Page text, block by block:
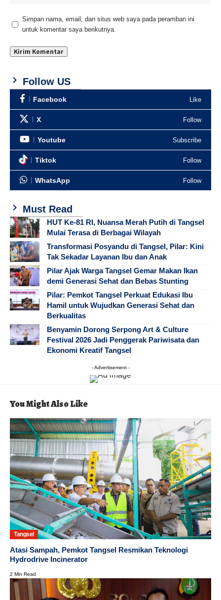
Simpan nama, email, dan situs web saya pada peramban ini
untuk komentar saya berikutnya.
Follow US
Facebook Like
X Follow
Youtube Subscribe
Tiktok Follow
WhatsApp Follow
Must Read
HUT Ke-81 RI, Nuansa Merah Putih di Tangsel
Mulai Terasa di Berbagai Wilayah
Transformasi Posyandu di Tangsel, Pilar: Kini
Tak Sekadar Layanan Ibu dan Anak
Pilar Ajak Warga Tangsel Gemar Makan Ikan
demi Generasi Sehat dan Bebas Stunting
Pilar: Pemkot Tangsel Perkuat Edukasi Ibu
Hamil untuk Wujudkan Generasi Sehat dan
Berkualitas
Benyamin Dorong Serpong Art & Culture
Festival 2026 Jadi Penggerak Pariwisata dan
Ekonomi Kreatif Tangsel
- Advertisement -
You Might Also Like
Tangsel
Atasi Sampah, Pemkot Tangsel Resmikan Teknologi
Hydrodrive Incinerator
2 Min Read